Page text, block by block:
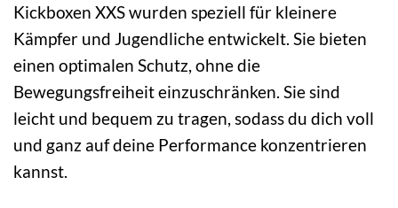
Kickboxen XXS wurden speziell für kleinere
Kämpfer und Jugendliche entwickelt. Sie bieten
einen optimalen Schutz, ohne die
Bewegungsfreiheit einzuschränken. Sie sind
leicht und bequem zu tragen, sodass du dich voll
und ganz auf deine Performance konzentrieren
kannst.